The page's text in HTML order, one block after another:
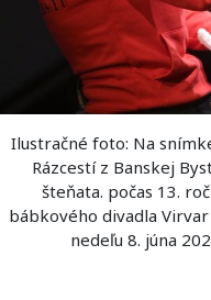
Ilustračné foto: Na
Rázcestí z Banskej
šteňata. počas 13.
bábkového divadla
nedeľu 8. júna